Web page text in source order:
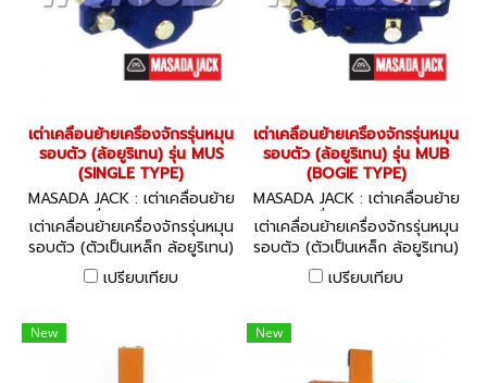
เต่าเคลื่อนย้ายเครื่องจักรรุ่นหมุน
รอบตัว (ล้อยูริเทน) รุ่น MUS
(SINGLE TYPE)
MASADA JACK : เต่าเคลื่อนย้าย
เครื่องจักร MUS
เต่าเคลื่อนย้ายเครื่องจักรรุ่นหมุน
รอบตัว (ตัวเป็นเหล็ก ล้อยูริเทน)
ล้อเคลื่อนย้ายเครื่องจักร
Speed roller for free
goods (Steel frame type)
The rollers can work more
เปรียบเทียบ
เต่าเคลื่อนย้ายเครื่องจักรรุ่นหมุน
รอบตัว (ล้อยูริเทน) รุ่น MUB
(BOGIE TYPE)
MASADA JACK : เต่าเคลื่อนย้าย
เครื่องจักร MUB
เต่าเคลื่อนย้ายเครื่องจักรรุ่นหมุน
รอบตัว (ตัวเป็นเหล็ก ล้อยูริเทน)
ล้อเคลื่อนย้ายเครื่องจักร
Speed roller for free
goods(Steel frame type) รุ่น
MUB (BOGIE TYPE) The
rollers can work more
เปรียบเทียบ
New New